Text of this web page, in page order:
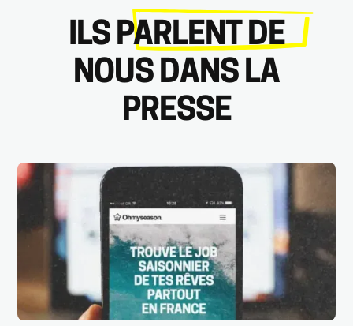
ILS PARLENT DE
NOUS DANS LA
PRESSE